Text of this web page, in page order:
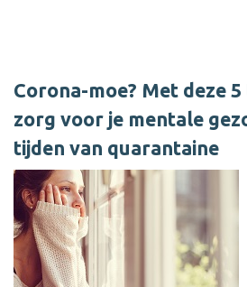
Corona-moe? Met deze
zorg voor je mentale
tijden van quarantaine